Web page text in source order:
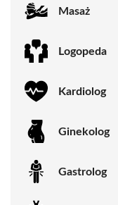
Masaż
Logopeda
Kardiolog
Ginekolog
Gastrolog